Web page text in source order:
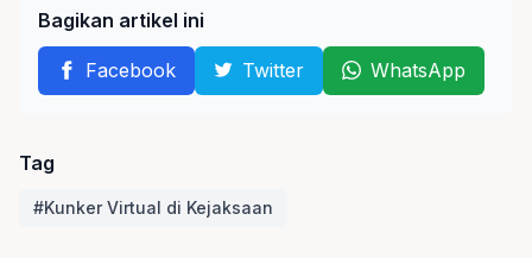
Bagikan artikel ini
Facebook Twitter WhatsApp
Tag
#Kunker Virtual di Kejaksaan